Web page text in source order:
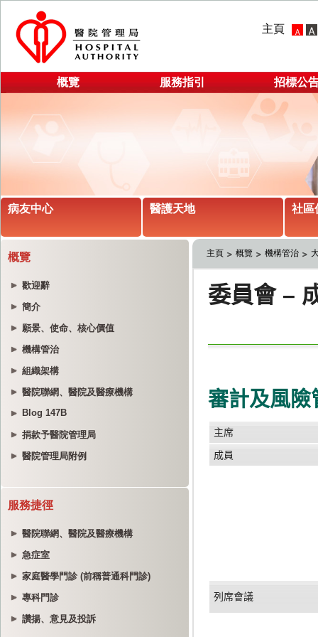
主頁
概覽 服務指引 招標公
病友中心 醫護天地 社區
概覽
歡迎辭
簡介
願景、使命、核心價值
機構管治
組織架構
醫院聯網、醫院及醫療機構
Blog 147B
捐款予醫院管理局
醫院管理局附例
服務捷徑
醫院聯網、醫院及醫療機構
急症室
家庭醫學門診 (前稱普通科門診)
專科門診
讚揚、意見及投訴
主頁 概覽 機構管治